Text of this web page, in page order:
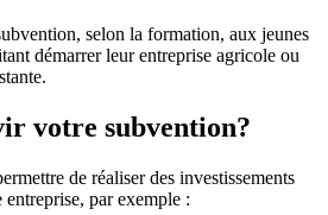
selon la formation, aux jeunes
démarrer leur entreprise agricole ou
votre subvention?
de réaliser des investissements
par exemple :